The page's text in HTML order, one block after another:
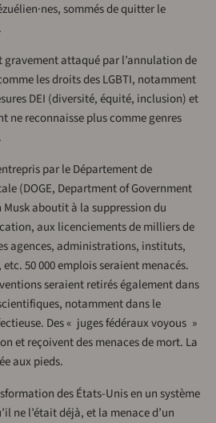
sommés de quitter le
gravement attaqué par l’annulation de
les droits des LGBTI, notamment
DEI (diversité, équité, inclusion) et
ne reconnaisse plus comme genres
par le Département de
(DOGE, Department of Government
aboutit à la suppression du
aux licenciements de milliers de
agences, administrations, instituts,
50 000 emplois seraient menacés.
seraient retirés également dans
notamment dans le
Des « juges fédéraux voyous »
et reçoivent des menaces de mort. La
aux pieds.
des États-Unis en un système
ne l’était déjà, et la menace d’un